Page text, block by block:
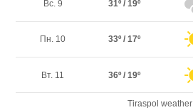
Вс. 9 31º / 19º
Пн. 10 33º / 17º
Вт. 11 36º / 19º
Tiraspol weather